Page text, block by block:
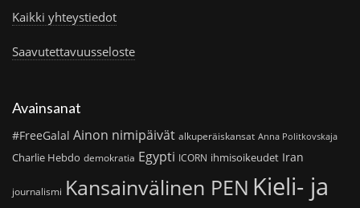
Kaikki yhteystiedot
Saavutettavuusseloste
Avainsanat
#FreeGalal Ainon nimipäivät alkuperäiskansat Anna Politkovskaja
Charlie Hebdo demokratia Egypti ICORN ihmisoikeudet Iran
journalismi Kansainvälinen PEN Kieli- ja